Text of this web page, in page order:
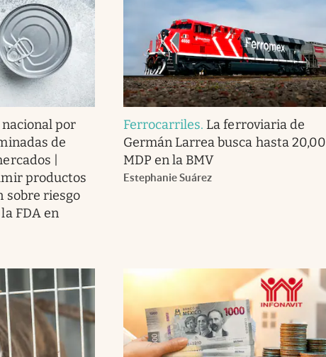
por
de
|
productos
sobre riesgo
FDA en
Ferrocarriles. La ferroviaria de
Germán Larrea busca hasta
MDP en la BMV
Estephanie Suárez